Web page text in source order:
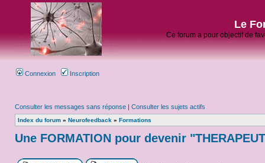
Le
Ce forum a pour objectif de
Connexion Inscription
Consulter les messages sans réponse | Consulter les sujets actifs
Index du forum » Neurofeedback » Formations
Une FORMATION pour devenir